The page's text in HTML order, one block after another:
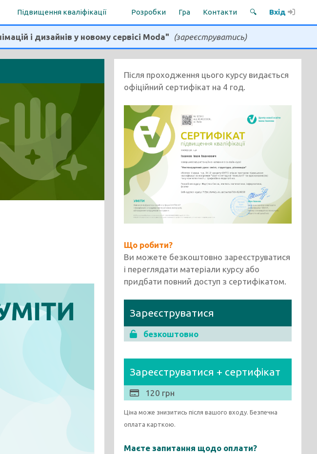
Підвищення кваліфікації Розробки Гра Контакти 🔍 Вхід
і дизайнів у новому сервісі Moda" (зареєструватись)
Після проходження цього курсу видається
офіційний сертифікат на 4 год.
Що робити?
Ви можете безкоштовно зареєструватися
і переглядати матеріали курсу або
придбати повний доступ з сертифікатом.
Зареєструватися
безкоштовно
Зареєструватися + сертифікат
120 грн
Ціна може знизитись після вашого входу. Безпечна
оплата карткою.
Маєте запитання щодо оплати?